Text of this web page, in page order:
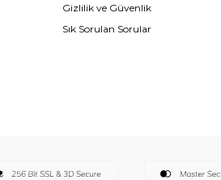
Gizlilik ve Güvenlik
Sık Sorulan Sorular